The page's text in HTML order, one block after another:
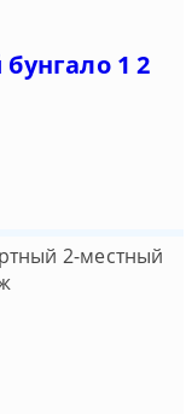
1 2